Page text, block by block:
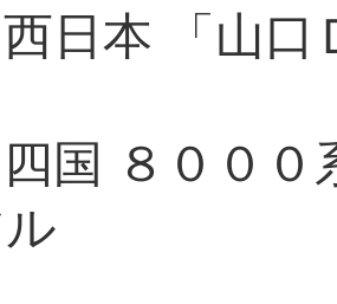
日本 「山
国 ８００